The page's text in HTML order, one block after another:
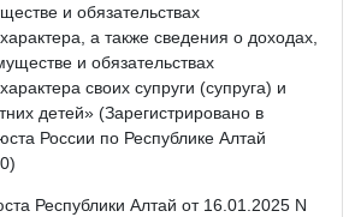
и обязательствах
а также сведения о доходах,
и обязательствах
своих супруги (супруга) и
детей» (Зарегистрировано в
России по Республике Алтай
Республики Алтай от 16.01.2025 N